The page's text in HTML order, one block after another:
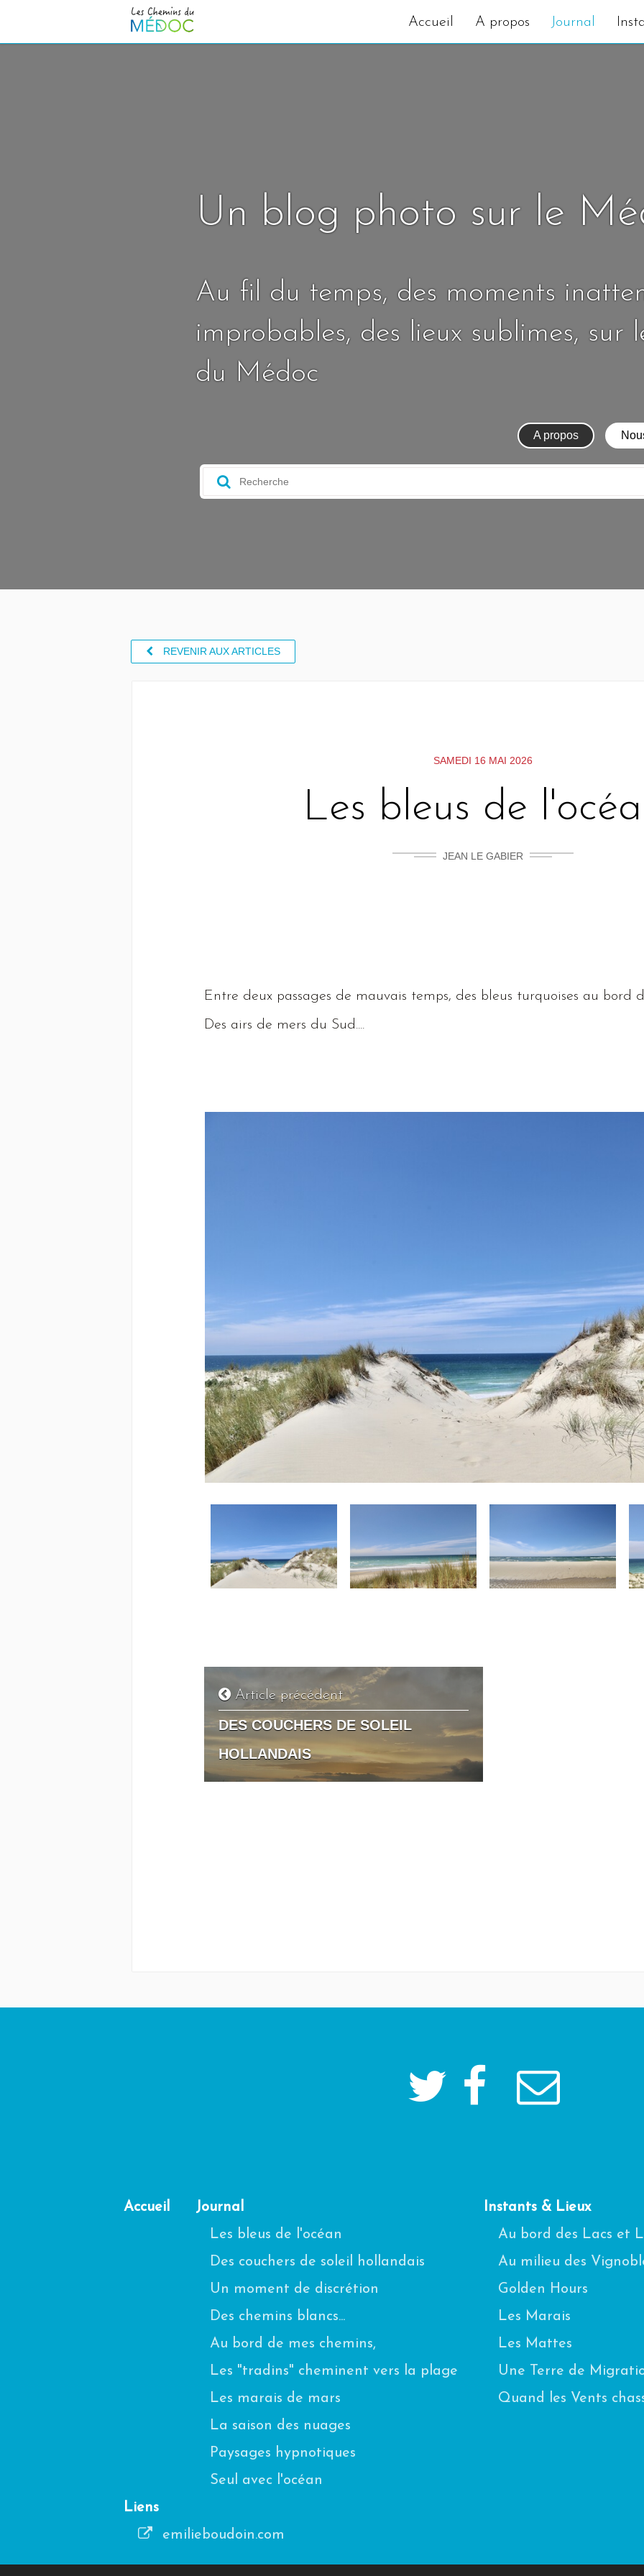
Accueil A propos Journal
Un blog photo sur le
Au fil du temps, des moments
improbables, des lieux sublimes, sur
du Médoc
A propos
REVENIR AUX ARTICLES
SAMEDI 16 MAI 2026
Les bleus de
JEAN LE GABIER
Entre deux passages de mauvais temps, des bleus turquoises au bord
Des airs de mers du Sud....
Article précédent
DES COUCHERS DE SOLEIL
HOLLANDAIS
Accueil
Journal
Les bleus de l'océan
Des couchers de soleil hollandais
Un moment de discrétion
Des chemins blancs...
Au bord de mes chemins,
Les "tradins" cheminent vers la plage
Les marais de mars
La saison des nuages
Paysages hypnotiques
Seul avec l'océan
Instants & Lieux
Au bord des Lacs et
Au milieu des
Golden Hours
Les Marais
Les Mattes
Une Terre de
Quand les Vents
Liens
emilieboudoin.com